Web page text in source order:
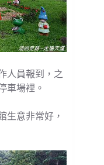
人員報到，之
車場裡。
生意非常好，